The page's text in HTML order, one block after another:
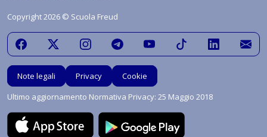
Copyright 2026 © Scuola Freud
Note legali Privacy
Cookie
Ultimo aggiornamento Normativa Privacy: 25 Maggio 2018